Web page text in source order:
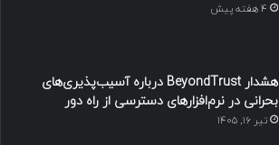
4 هفته پیش
هشدار BeyondTrust درباره آسیب‌پذیری‌های
بحرانی در نرم‌افزارهای دسترسی از راه دور
تیر ۱۶, ۱۴۰۵